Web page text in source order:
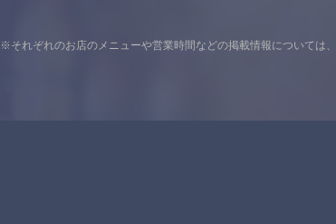
※それぞれのお店のメニューや営業時間などの掲載情報については、